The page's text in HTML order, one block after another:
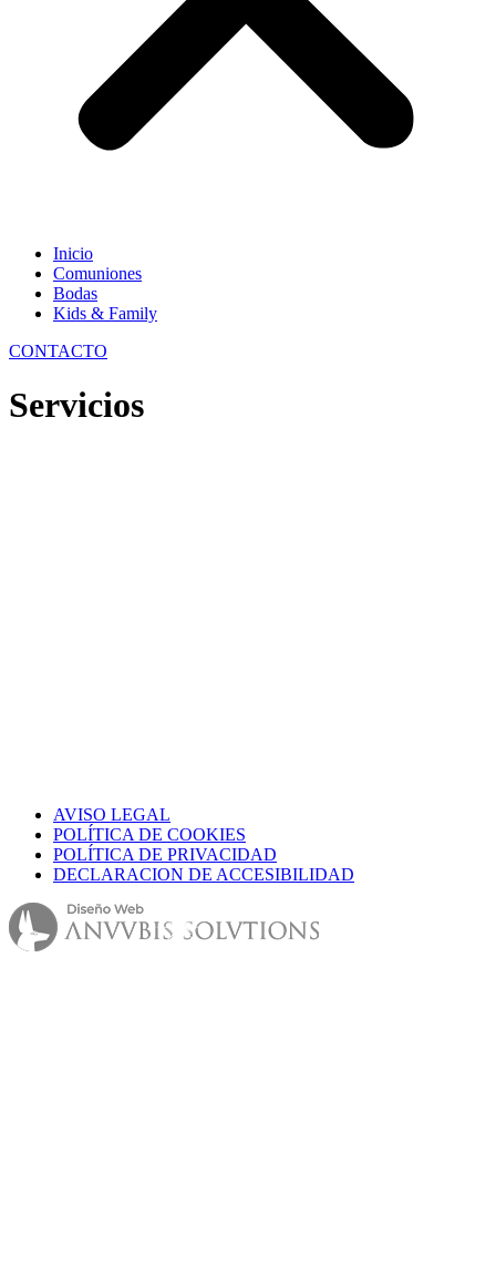
Inicio
Comuniones
Bodas
Kids & Family
CONTACTO
Servicios
AVISO LEGAL
POLÍTICA DE COOKIES
POLÍTICA DE PRIVACIDAD
DECLARACION DE ACCESIBILIDAD